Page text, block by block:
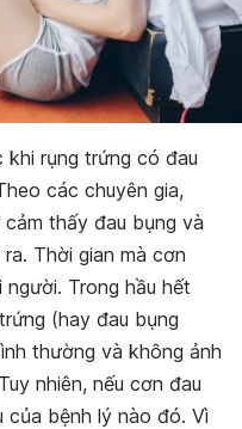
khi rụng trứng có đau
các chuyên gia,
thấy đau bụng và
ra. Thời gian mà cơn
Trong hầu hết
(hay đau bụng
thường và không ảnh
nhiên, nếu cơn đau
của bệnh lý nào đó. Vì